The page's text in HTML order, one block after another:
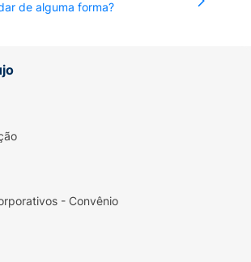
vida de nossos bichinhos. Assim,
surgir durante a
de alguma forma?
- Convênio